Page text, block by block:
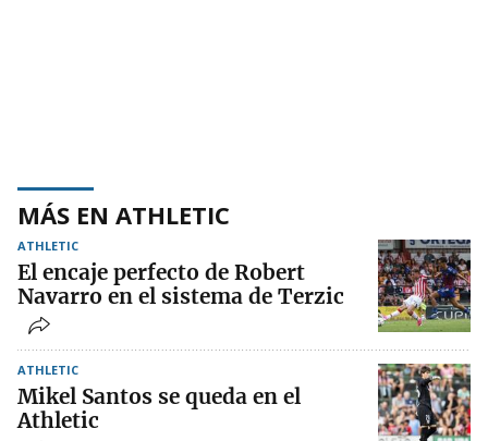
MÁS EN ATHLETIC
ATHLETIC
El encaje perfecto de Robert
Navarro en el sistema de Terzic
ATHLETIC
Mikel Santos se queda en el
Athletic